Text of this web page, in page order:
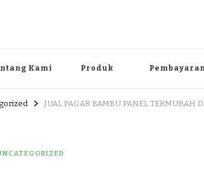
Kami Produk Pembayaran
JUAL PAGAR BAMBU PANEL TERMURAH